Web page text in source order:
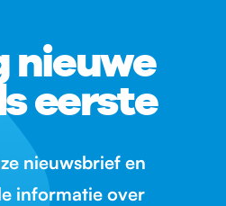
nieuwe
eerste
nieuwsbrief en
informatie over